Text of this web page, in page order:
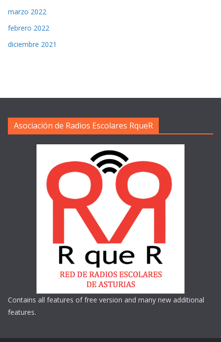
marzo 2022
febrero 2022
diciembre 2021
Asociación de Radios Escolares RqueR
Contains all features of free version and many new additional
features.